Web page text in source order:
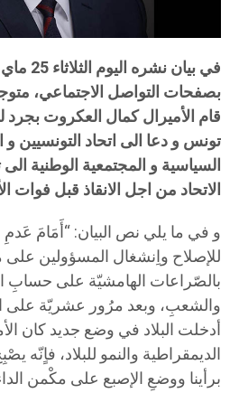
بصفحات التواصل الاجتماعي،
قام الأميرال كمال العكروت
تونس و دعا الى اتحاد التونسيين و
السياسية و المجتمعية الوطنية
الاتحاد من اجل الانقاذ قبل فوات
و في ما يلي نص البيان: “أَمَامَ
للإصلاح واِنشغال المسؤولين
بالصّراعات الهامشيّة على حسابِ
والشعبِ، وبعد مرُور عشريّة على
أدخلت البلاد في وضع جديد كان
الديمقراطية والنمو للبلاد، فاٍنّه
برأينا ووضعِ الإصبع على مكْمن